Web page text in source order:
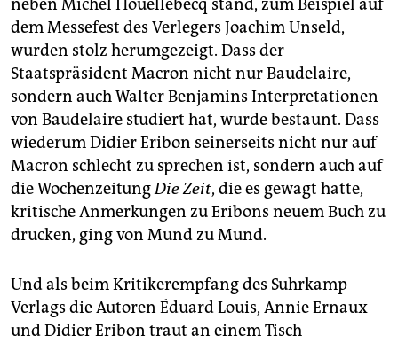
neben Michel Houelle­becq stand, zum Beispiel auf
dem Messefest des Verlegers Joachim Unseld,
wurden stolz herumgezeigt. Dass der
Staatspräsident Macron nicht nur Baudelaire,
sondern auch Walter Benjamins Interpretationen
von Baudelaire studiert hat, wurde bestaunt. Dass
wiederum Didier Eribon seinerseits nicht nur auf
Macron schlecht zu sprechen ist, sondern auch auf
die WochenzeitungDie Zeit, die es gewagt hatte,
kritische Anmerkungen zu Eribons neuem Buch zu
drucken, ging von Mund zu Mund.
Und als beim Kritikerempfang des Suhrkamp
Verlags die Autoren Éduard Louis, Annie Ernaux
und Didier Eribon traut an einem Tisch